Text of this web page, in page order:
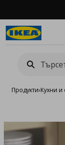
Продукти›Кухни и